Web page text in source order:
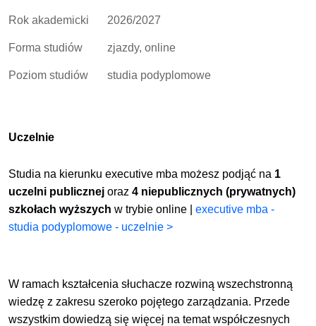
Rok akademicki 2026/2027
Forma studiów zjazdy, online
Poziom studiów studia podyplomowe
Uczelnie
Studia na kierunku executive mba możesz podjąć na 1
uczelni publicznej oraz4 niepublicznych (prywatnych)
szkołach wyższych w trybie online |executive mba -
studia podyplomowe - uczelnie >
W ramach kształcenia słuchacze rozwiną wszechstronną
wiedzę z zakresu szeroko pojętego zarządzania. Przede
wszystkim dowiedzą się więcej na temat współczesnych